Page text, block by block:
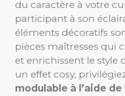
du caractère à votre
participant à son
éléments décoratifs
pièces maîtresses qui
et enrichissent le style
un effet cosy,
modulable à l’aide